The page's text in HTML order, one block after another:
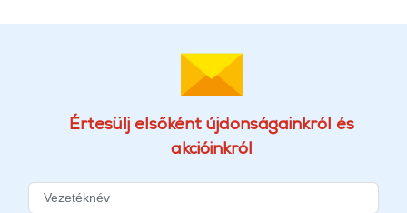
Értesülj elsőként újdonságainkról és
akcióinkról